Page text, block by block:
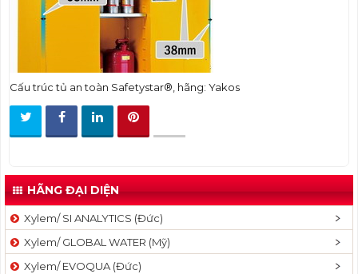
Cấu trúc tủ an toàn Safetystar®, hãng: Yakos
HÃNG ĐẠI DIỆN
Xylem/ SI ANALYTICS (Đức)
Xylem/ GLOBAL WATER (Mỹ)
Xylem/ EVOQUA (Đức)